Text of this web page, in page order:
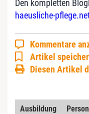
Den kompletten
haeusliche-
Kommentare
Artikel
Diesen Artikel
Ausbildung